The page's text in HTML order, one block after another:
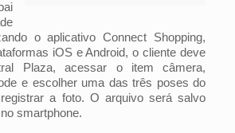
o aplicativo Connect Shopping,
iOS e Android, o cliente deve
Plaza, acessar o item câmera,
e escolher uma das três poses do
a foto. O arquivo será salvo
smartphone.